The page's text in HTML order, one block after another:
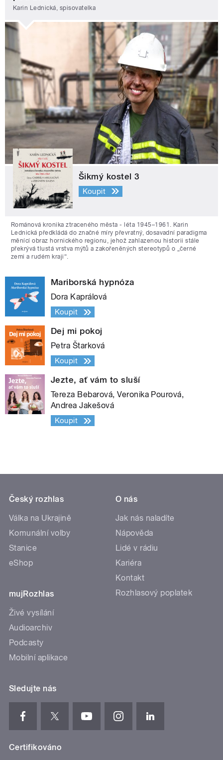
Karin Lednická, spisovatelka
Šikmý kostel 3
Koupit
Románová kronika ztraceného města - léta 1945–1961. Karin
Lednická předkládá do značné míry převratný, dosavadní paradigma
měnící obraz hornického regionu, jehož zahlazenou historii stále
překrývá tlustá vrstva mýtů a zakořeněných stereotypů o „černé
zemi a rudém kraji“.
Mariborská hypnóza
Dora Kaprálová
Koupit
Dej mi pokoj
Petra Štarková
Koupit
Jezte, ať vám to sluší
Tereza Bebarová, Veronika Pourová,
Andrea Jakešová
Koupit
Český rozhlas
Válka na Ukrajině
Komunální volby
Stanice
eShop
mujRozhlas
Živé vysílání
Audioarchiv
Podcasty
Mobilní aplikace
O nás
Jak nás naladíte
Nápověda
Lidé v rádiu
Kariéra
Kontakt
Rozhlasový poplatek
Sledujte nás
Certifikováno